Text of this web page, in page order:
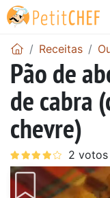
Receitas
Pão de
de cabra
chevre)